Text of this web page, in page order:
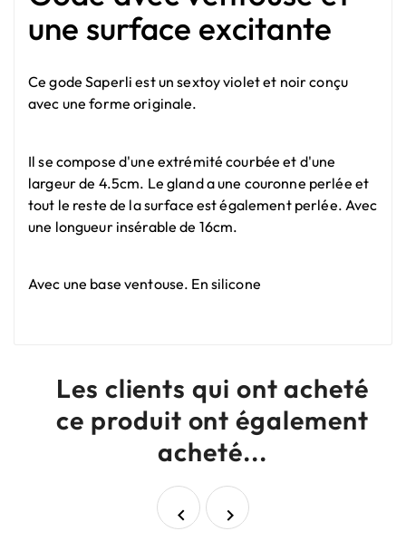
une surface excitante
Ce gode Saperli est un sextoy violet et noir conçu
avec une forme originale.
Il se compose d'une extrémité courbée et d'une
largeur de 4.5cm. Le gland a une couronne perlée et
tout le reste de la surface est également perlée. Avec
une longueur insérable de 16cm.
Avec une base ventouse. En silicone
Les clients qui ont acheté
ce produit ont également
acheté...
 